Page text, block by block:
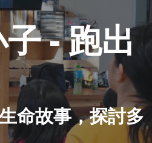
- 跑出
命故事，探討多